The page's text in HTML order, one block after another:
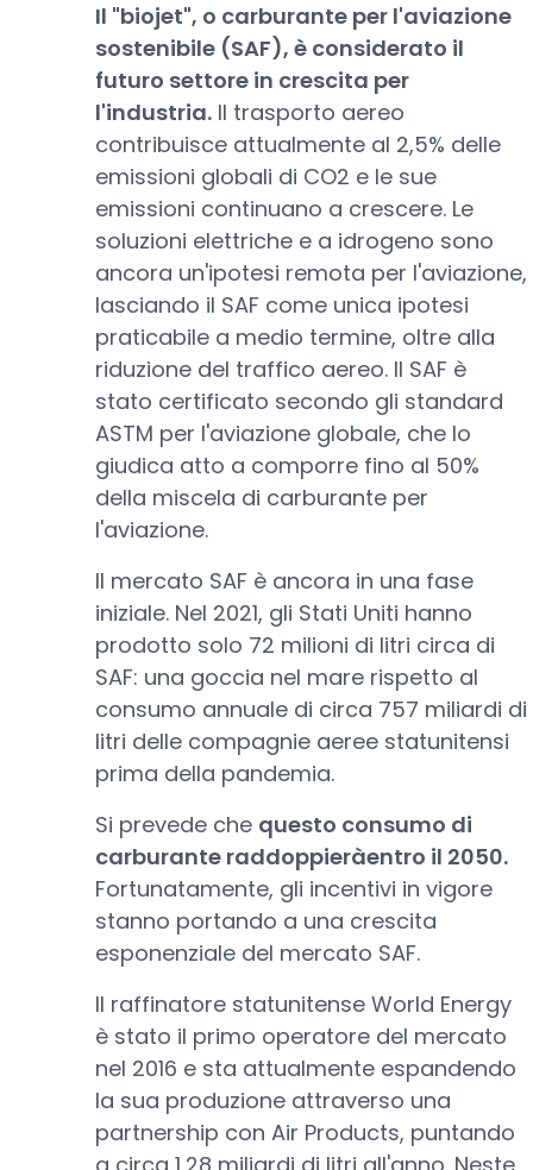
Il "biojet", o carburante per l'aviazione
sostenibile (SAF), è considerato il
futuro settore in crescita per
l'industria. Il trasporto aereo
contribuisce attualmente al 2,5% delle
emissioni globali di CO2 e le sue
emissioni continuano a crescere. Le
soluzioni elettriche e a idrogeno sono
ancora un'ipotesi remota per l'aviazione,
lasciando il SAF come unica ipotesi
praticabile a medio termine, oltre alla
riduzione del traffico aereo. Il SAF è
stato certificato secondo gli standard
ASTM per l'aviazione globale, che lo
giudica atto a comporre fino al 50%
della miscela di carburante per
l'aviazione.
Il mercato SAF è ancora in una fase
iniziale. Nel 2021, gli Stati Uniti hanno
prodotto solo 72 milioni di litri circa di
SAF: una goccia nel mare rispetto al
consumo annuale di circa 757 miliardi di
litri delle compagnie aeree statunitensi
prima della pandemia.
Si prevede che questo consumo di
carburante raddoppieràentro il 2050.
Fortunatamente, gli incentivi in vigore
stanno portando a una crescita
esponenziale del mercato SAF.
Il raffinatore statunitense World Energy
è stato il primo operatore del mercato
nel 2016 e sta attualmente espandendo
la sua produzione attraverso una
partnership con Air Products, puntando